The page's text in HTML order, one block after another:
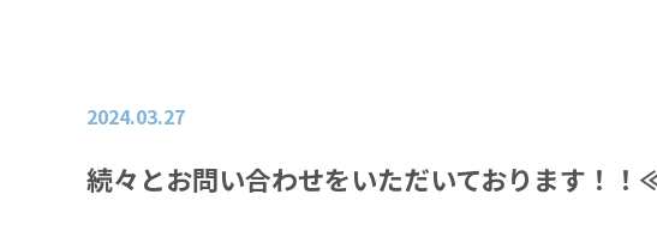
2024.03.27
続々とお問い合わせをいただいております